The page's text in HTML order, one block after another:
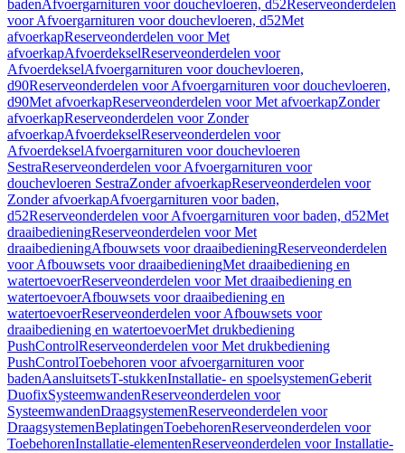
badenAfvoergarnituren voor douchevloeren, d52Reserveonderdelen
voor Afvoergarnituren voor douchevloeren, d52Met
afvoerkapReserveonderdelen voor Met
afvoerkapAfvoerdekselReserveonderdelen voor
AfvoerdekselAfvoergarnituren voor douchevloeren,
d90Reserveonderdelen voor Afvoergarnituren voor douchevloeren,
d90Met afvoerkapReserveonderdelen voor Met afvoerkapZonder
afvoerkapReserveonderdelen voor Zonder
afvoerkapAfvoerdekselReserveonderdelen voor
AfvoerdekselAfvoergarnituren voor douchevloeren
SestraReserveonderdelen voor Afvoergarnituren voor
douchevloeren SestraZonder afvoerkapReserveonderdelen voor
Zonder afvoerkapAfvoergarnituren voor baden,
d52Reserveonderdelen voor Afvoergarnituren voor baden, d52Met
draaibedieningReserveonderdelen voor Met
draaibedieningAfbouwsets voor draaibedieningReserveonderdelen
voor Afbouwsets voor draaibedieningMet draaibediening en
watertoevoerReserveonderdelen voor Met draaibediening en
watertoevoerAfbouwsets voor draaibediening en
watertoevoerReserveonderdelen voor Afbouwsets voor
draaibediening en watertoevoerMet drukbediening
PushControlReserveonderdelen voor Met drukbediening
PushControlToebehoren voor afvoergarnituren voor
badenAansluitsetsT-stukkenInstallatie- en spoelsystemenGeberit
DuofixSysteemwandenReserveonderdelen voor
SysteemwandenDraagsystemenReserveonderdelen voor
DraagsystemenBeplatingenToebehorenReserveonderdelen voor
ToebehorenInstallatie-elementenReserveonderdelen voor Installatie-